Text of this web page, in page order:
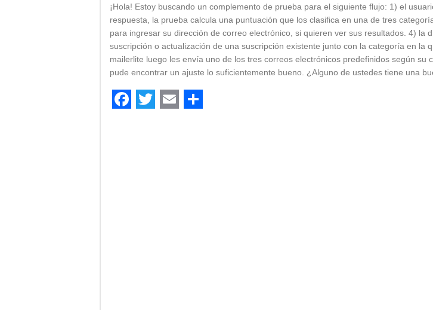
¡Hola! Estoy buscando un complemento de prueba para el siguiente flujo: 1) el
respuesta, la prueba calcula una puntuación que los clasifica en una de tres
para ingresar su dirección de correo electrónico, si quieren ver sus resultados. 4) la
suscripción o actualización de una suscripción existente junto con la categoría en la
mailerlite luego les envía uno de los tres correos electrónicos predefinidos según
pude encontrar un ajuste lo suficientemente bueno. ¿Alguno de ustedes tiene una